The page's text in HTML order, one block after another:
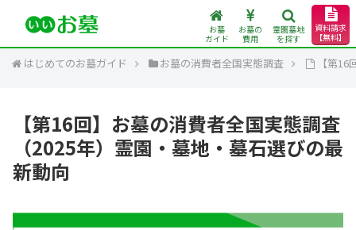
お墓
ガイド
お墓の
費用
霊園墓地
を探す
資料請求
【無料】
はじめてのお墓ガイド お墓の消費者全国実態調査 【第
【第16回】お墓の消費者全国実態調査
（2025年）霊園・墓地・墓石選びの最
新動向